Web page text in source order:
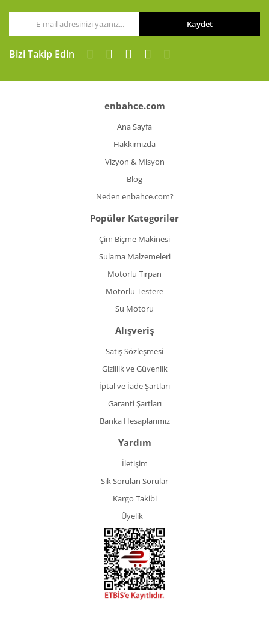
Kaydet
Bizi Takip Edin
enbahce.com
Ana Sayfa
Hakkımızda
Vizyon & Misyon
Blog
Neden enbahce.com?
Popüler Kategoriler
Çim Biçme Makinesi
Sulama Malzemeleri
Motorlu Tırpan
Motorlu Testere
Su Motoru
Alışveriş
Satış Sözleşmesi
Gizlilik ve Güvenlik
İptal ve İade Şartları
Garanti Şartları
Banka Hesaplarımız
Yardım
İletişim
Sık Sorulan Sorular
Kargo Takibi
Üyelik